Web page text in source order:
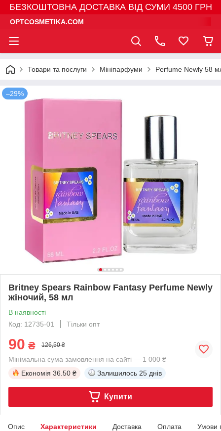
БЕЗКОШТОВНА ДОСТАВКА ВІД СУМИ 4500 ГРН
OPTCOSMETIKA.COM
Товари та послуги Мініпарфуми Perfume Newly 58
–29%
Britney Spears Rainbow Fantasy Perfume Newly
жіночий, 58 мл
В наявності
Код: 12735-01
Тільки опт
90 ₴ 126,50 ₴
Мінімальна сума замовлення на сайті — 1 000 ₴
Економія 36.50 ₴ Залишилось 25 днів
Купити
Опис Характеристики Доставка Оплата Умови